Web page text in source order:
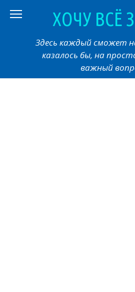
ХОЧУ ВСЁ
Здесь каждый сможет
казалось бы, на
важный